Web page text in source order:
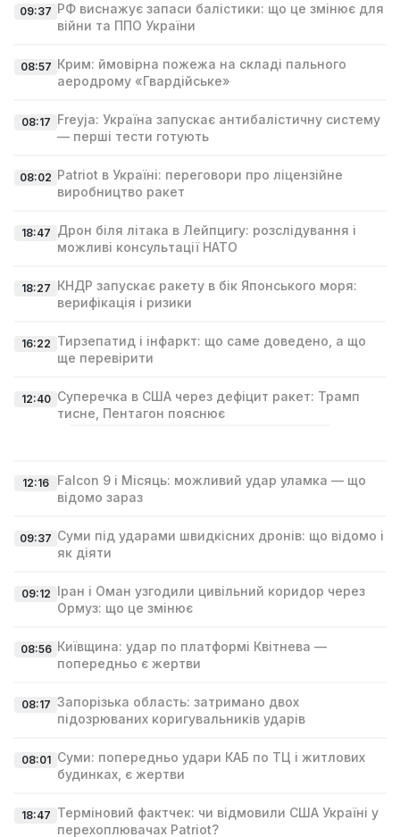
09:37 РФ виснажує запаси балістики: що це змінює для
війни та ППО України
08:57 Крим: ймовірна пожежа на складі пального
аеродрому «Гвардійське»
08:17 Freyja: Україна запускає антибалістичну систему
— перші тести готують
08:02 Patriot в Україні: переговори про ліцензійне
виробництво ракет
18:47 Дрон біля літака в Лейпцигу: розслідування і
можливі консультації НАТО
18:27 КНДР запускає ракету в бік Японського моря:
верифікація і ризики
16:22 Тирзепатид і інфаркт: що саме доведено, а що
ще перевірити
12:40 Суперечка в США через дефіцит ракет: Трамп
тисне, Пентагон пояснює
12:16
Falcon 9 і Місяць: можливий удар уламка — що
відомо зараз
09:37 Суми під ударами швидкісних дронів: що відомо і
як діяти
09:12 Іран і Оман узгодили цивільний коридор через
Ормуз: що це змінює
08:56 Київщина: удар по платформі Квітнева —
попередньо є жертви
08:17 Запорізька область: затримано двох
підозрюваних коригувальників ударів
08:01 Суми: попередньо удари КАБ по ТЦ і житлових
будинках, є жертви
18:47 Терміновий фактчек: чи відмовили США Україні у
перехоплювачах Patriot?